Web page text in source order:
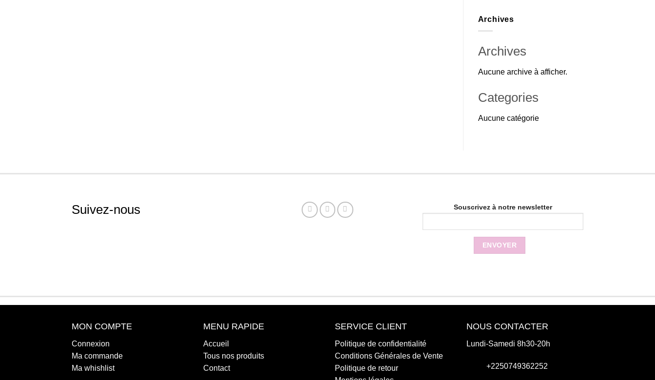
Archives
Archives
Aucune archive à afficher.
Categories
Aucune catégorie
Suivez-nous Souscrivez à notre newsletter
MON COMPTE
Connexion
Ma commande
Ma whishlist
MENU RAPIDE
Accueil
Tous nos produits
Contact
SERVICE CLIENT
Politique de confidentialité
Conditions Générales de Vente
Politique de retour
NOUS CONTACTER
Lundi-Samedi 8h30-20h
+2250749362252